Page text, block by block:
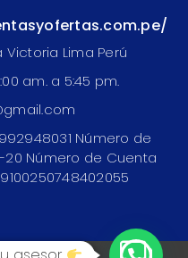
Victoria Lima Perú
am. a 5:45 pm.
Número de
20 Número de Cuenta